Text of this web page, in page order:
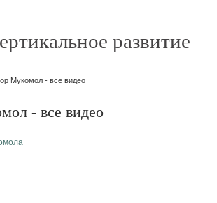
развитие
Мукомол - все видео
- все видео